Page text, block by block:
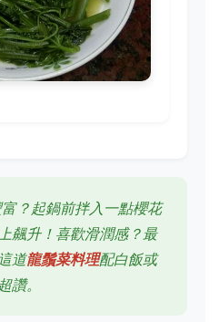
？起鍋前拌入一點櫻花
飆升！喜歡滑潤感？最
道龍鬚菜料理配白飯或
讚。